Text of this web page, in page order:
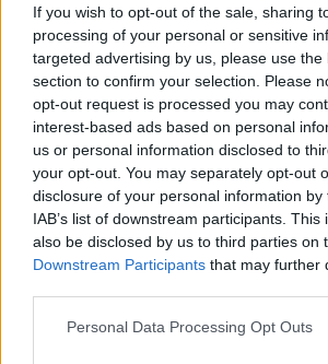
If you wish to opt-out of the sale, sharing
processing of your personal or sensitive
targeted advertising by us, please use the
section to confirm your selection. Please
opt-out request is processed you may
interest-based ads based on personal
us or personal information disclosed to
your opt-out. You may separately opt-out
disclosure of your personal information
IAB’s list of downstream participants.
also be disclosed by us to third parties on
Downstream Participants that may further
Please note that this website/app uses
Personal Data Processing Opt Outs
10 1
Servizi / Posizione
>a 350 m dal centro, punto sosta
servi...
Orte (VT) - 8.1km
Via del campo sportivo